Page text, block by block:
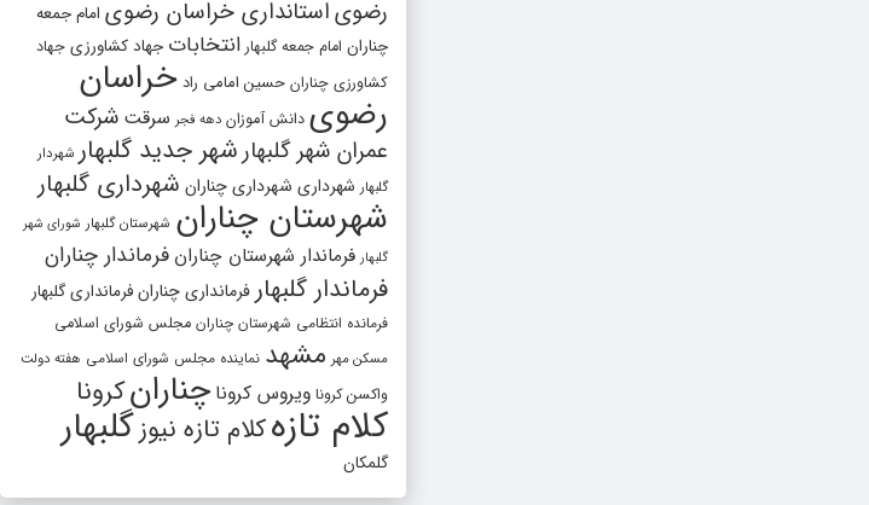
رضویاستانداری خراسان رضوی امام جمعه
چناران امام جمعه گلبهار انتخابات جهاد کشاورزی جهاد
کشاورزی چناران حسین امامی راد خراسان
رضوی دانش آموزان دهه فجر سرقت شرکت
عمران شهر گلبهارشهر جدید گلبهار شهردار
گلبهار شهرداری شهرداری چناران شهرداری گلبهار
شهرستان چناران شهرستان گلبهار شورای شهر
گلبهار فرماندار شهرستان چناران فرماندار چناران
فرماندار گلبهار فرمانداری چنارانفرمانداری گلبهار
فرمانده انتظامی شهرستان چناران مجلس شورای اسلامی
مسکن مهر مشهد نماینده مجلس شورای اسلامی هفته دولت
واکسن کرونا ویروس کرونا چنارانکرونا
کلام تازهکلام تازه نیوزگلبهار
گلمکان